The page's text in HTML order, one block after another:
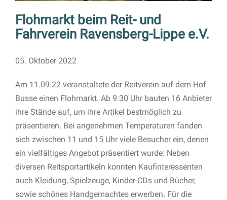
Flohmarkt beim Reit- und
Fahrverein Ravensberg-Lippe e.V.
05. Oktober 2022
Am 11.09.22 veranstaltete der Reitverein auf dem Hof
Busse einen Flohmarkt. Ab 9:30 Uhr bauten 16 Anbieter
ihre Stände auf, um ihre Artikel bestmöglich zu
präsentieren. Bei angenehmen Temperaturen fanden
sich zwischen 11 und 15 Uhr viele Besucher ein, denen
ein vielfältiges Angebot präsentiert wurde: Neben
diversen Reitsportartikeln konnten Kaufinteressenten
auch Kleidung, Spielzeuge, Kinder-CDs und Bücher,
sowie schönes Handgemachtes erwerben. Für die